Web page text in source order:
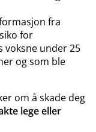
fra
for
under 25
og som ble
om å skade deg
lege eller